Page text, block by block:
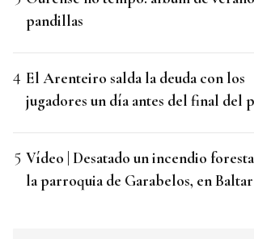
pandillas
El Arenteiro salda la deuda con los
jugadores un día antes del final del
Vídeo | Desatado un incendio
la parroquia de Garabelos, en Baltar